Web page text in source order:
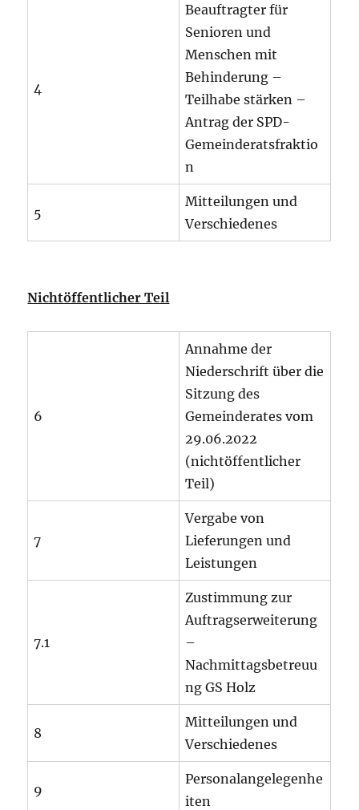
4
Beauftragter für
Senioren und
Menschen mit
Behinderung –
Teilhabe stärken –
Antrag der SPD-
Gemeinderatsfraktio
n
5
Mitteilungen und
Verschiedenes
Nichtöffentlicher Teil
6
Annahme der
Niederschrift über die
Sitzung des
Gemeinderates vom
29.06.2022
(nichtöffentlicher
Teil)
7
Vergabe von
Lieferungen und
Leistungen
7.1
Zustimmung zur
Auftragserweiterung
–
Nachmittagsbetreuu
ng GS Holz
8
Mitteilungen und
Verschiedenes
9
Personalangelegenhe
iten